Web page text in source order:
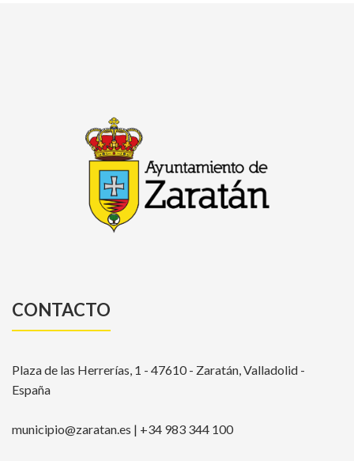
CONTACTO
Plaza de las Herrerías, 1 - 47610 - Zaratán, Valladolid -
España
municipio@zaratan.es | +34 983 344 100